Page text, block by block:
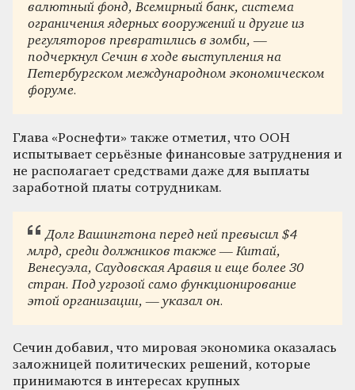
валютный фонд, Всемирный банк, система
ограничения ядерных вооружений и другие из
регуляторов превратились в зомби, —
подчеркнул Сечин в ходе выступления на
Петербургском международном экономическом
форуме.
Глава «Роснефти» также отметил, что ООН
испытывает серьёзные финансовые затруднения и
не располагает средствами даже для выплаты
заработной платы сотрудникам.
Долг Вашингтона перед ней превысил $4
млрд, среди должников также — Китай,
Венесуэла, Саудовская Аравия и еще более 30
стран. Под угрозой само функционирование
этой организации, — указал он.
Сечин добавил, что мировая экономика оказалась
заложницей политических решений, которые
принимаются в интересах крупных